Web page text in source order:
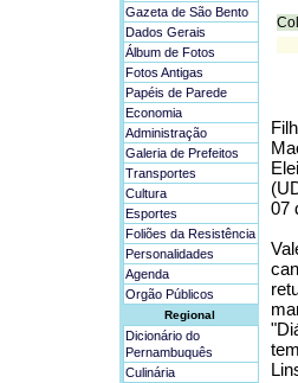
Gazeta de São Bento
Dados Gerais
Álbum de Fotos
Fotos Antigas
Papéis de Parede
Economia
Administração
Galeria de Prefeitos
Transportes
Cultura
Esportes
Foliões da Resistência
Personalidades
Agenda
Orgão Públicos
Regional
Dicionário do
Pernambuquês
Culinária
07